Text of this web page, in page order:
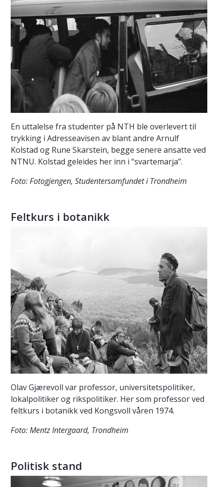
En uttalelse fra studenter på NTH ble overlevert til
trykking i Adresseavisen av blant andre Arnulf
Kolstad og Rune Skarstein, begge senere ansatte ved
NTNU. Kolstad geleides her inn i “svartemarja”.
Foto: Fotogjengen, Studentersamfundet i Trondheim
Feltkurs i botanikk
Olav Gjærevoll var professor, universitetspolitiker,
lokalpolitiker og rikspolitiker. Her som professor ved
feltkurs i botanikk ved Kongsvoll våren 1974.
Foto: Mentz Intergaard, Trondheim
Politisk stand